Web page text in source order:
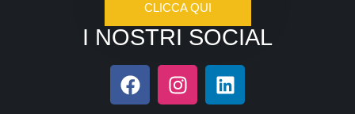
CLICCA QUI
I NOSTRI SOCIAL